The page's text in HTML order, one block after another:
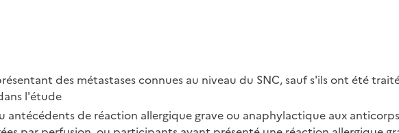
des métastases connues au niveau du SNC, sauf s'ils ont été
l'étude
antécédents de réaction allergique grave ou anaphylactique aux